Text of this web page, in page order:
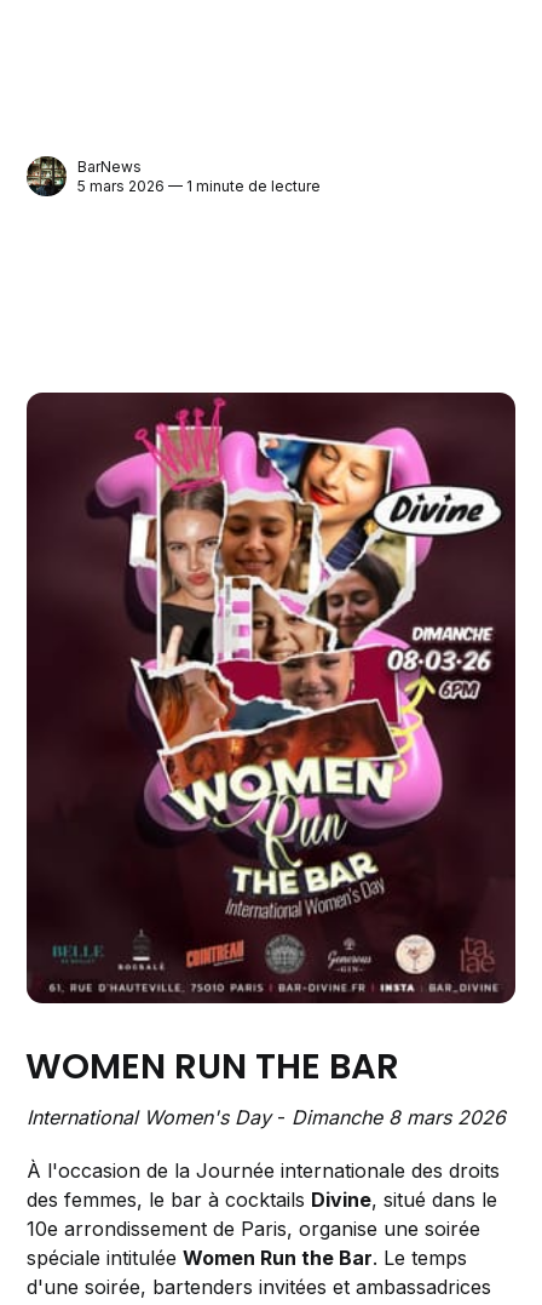
BarNews
5 mars 2026 — 1 minute de lecture
WOMEN RUN THE BAR
International Women's Day- Dimanche 8 mars 2026
À l'occasion de la Journée internationale des droits
des femmes, le bar à cocktails Divine, situé dans le
10e arrondissement de Paris, organise une soirée
spéciale intituléeWomen Run the Bar. Le temps
d'une soirée, bartenders invitées et ambassadrices